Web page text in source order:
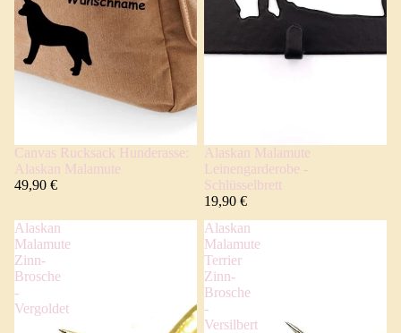
Canvas Rucksack Hunderasse:
Alaskan Malamute
49,90 €
Alaskan Malamute
Leinengarderobe -
Schlüsselbrett
19,90 €
Alaskan
Malamute
Zinn-
Brosche
-
Vergoldet
Alaskan
Malamute
Terrier
Zinn-
Brosche
-
Versilbert